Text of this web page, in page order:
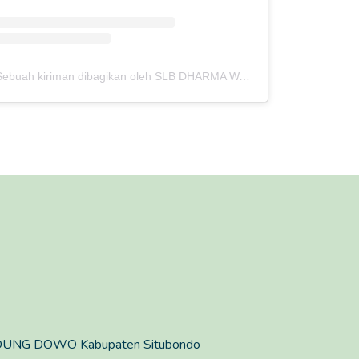
Sebuah kiriman dibagikan oleh SLB DHARMA WANITA STB (@slb.dwpstb)
DOWO Kabupaten Situbondo